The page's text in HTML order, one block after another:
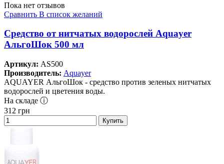
Пока нет отзывов
Сравнить В список желаний
Средство от нитчатых водорослей Aquayer
АльгоШок 500 мл
Артикул: AS500
Производитель: Aquayer
AQUAYER АльгоШок - средство против зеленых нитчатых
водорослей и цветения воды.
На складе ⓘ
312 грн
Купить